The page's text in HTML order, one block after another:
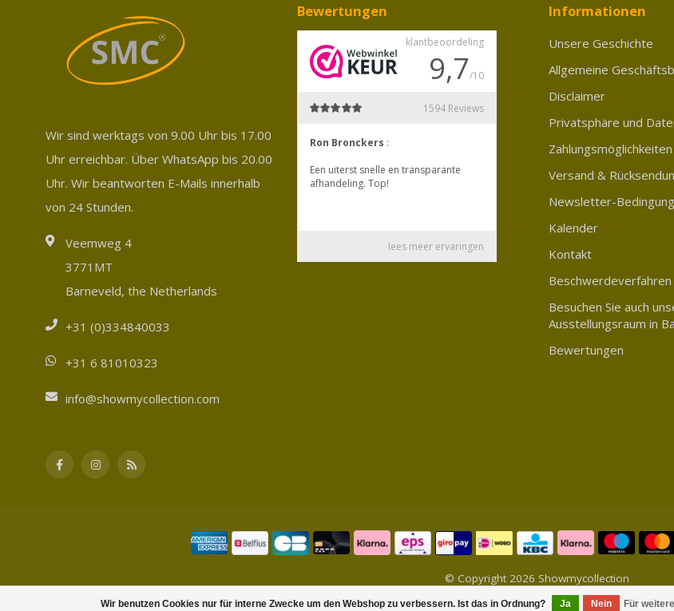
Wir benutzen Cookies nur für interne Zwecke um den Webshop zu verbessern. Ist das in Ordnung? Ja Nein Für
Wir sind werktags von 9.00 Uhr bis 17.00
Uhr erreichbar. Über WhatsApp bis 20.00
Uhr. Wir beantworten E-Mails innerhalb
von 24 Stunden.
Veemweg 4
3771MT
Barneveld, the Netherlands
+31 (0)334840033
+31 6 81010323
info@showmycollection.com
Bewertungen Informationen
Unsere Geschichte
Allgemeine
Disclaimer
Privatsphäre und
Zahlungsmöglichkeiten
Versand &
Newsletter-
Kalender
Kontakt
Beschwerdeverfahren
Besuchen Sie auch
Ausstellungsraum in
Bewertungen
© Copyright 2026 Showmycollection